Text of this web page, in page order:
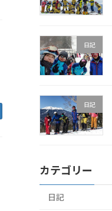
日記
日記
カテゴリー
日記